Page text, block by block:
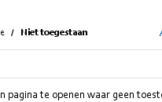
Niet toegestaan
pagina te openen waar geen